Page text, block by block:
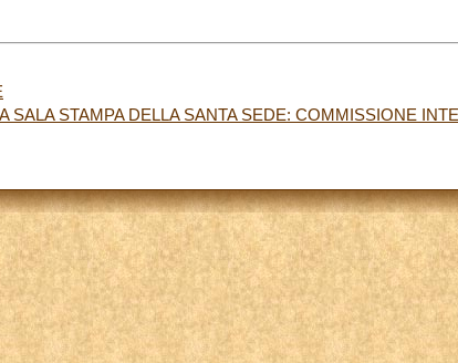
SALA STAMPA DELLA SANTA SEDE: COMMISSIONE